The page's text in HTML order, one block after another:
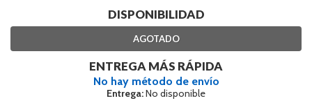
DISPONIBILIDAD
AGOTADO
ENTREGA MÁS RÁPIDA
No hay método de envío
Entrega:No disponible